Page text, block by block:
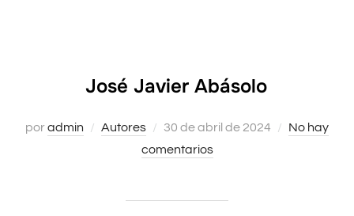
José Javier Abásolo
poradmin Autores
Publicado
el
30 de abril de 2024
No hay
comentarios